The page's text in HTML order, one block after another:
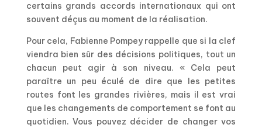
certains grands accords internationaux qui ont
souvent déçus au moment de la réalisation.
Pour cela, Fabienne Pompey rappelle que si la clef
viendra bien sûr des décisions politiques, tout un
chacun peut agir à son niveau. « Cela peut
paraître un peu éculé de dire que les petites
routes font les grandes rivières, mais il est vrai
que les changements de comportement se font au
quotidien. Vous pouvez décider de changer vos